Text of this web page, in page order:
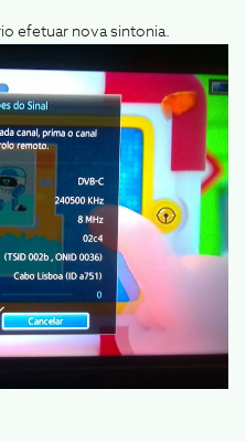
efetuar nova sintonia.